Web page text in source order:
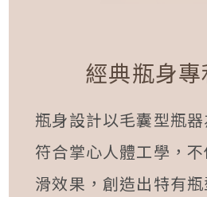
經典瓶身
瓶身設計以毛囊型瓶
符合掌心人體工學，
滑效果，創造出特有瓶